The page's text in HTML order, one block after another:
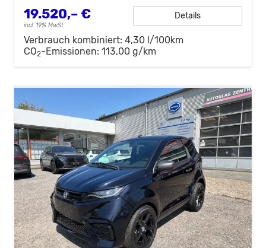
19.520,– €
incl. 19% MwSt.
Details
Verbrauch kombiniert: 4,30 l/100km
CO2-Emissionen: 113,00 g/km